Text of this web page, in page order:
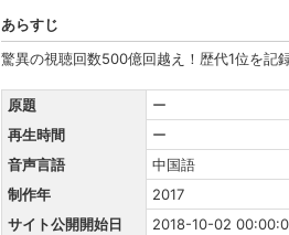
あらすじ
驚異の視聴回数500億回越え！歴代1位を記
原題 ー
再生時間
ー
音声言語
中国語
制作年
2017
サイト公開開始日
2018-10-02